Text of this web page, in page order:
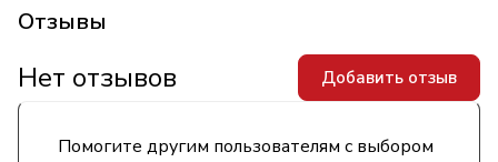
Отзывы
Помогите другим пользователям с выбором
Нет отзывов Добавить отзыв